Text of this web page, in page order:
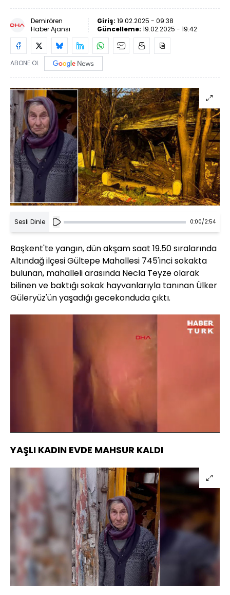
Demirören
Haber Ajansı
Giriş: 19.02.2025 - 09:38
Güncelleme: 19.02.2025 - 19:42
ABONE OL
Sesli Dinle 0:00/2:54
Başkent'te yangın, dün akşam saat 19.50 sıralarında
Altındağ ilçesi Gültepe Mahallesi 745'inci sokakta
bulunan, mahalleli arasında Necla Teyze olarak
bilinen ve baktığı sokak hayvanlarıyla tanınan Ülker
Güleryüz'ün yaşadığı gecekonduda çıktı.
Aç
Hızı
YAŞLI KADIN EVDE MAHSUR KALDI